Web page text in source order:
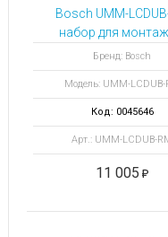
Запасные
Терминалы
оплаты
Зарядные устройства
Архивные товары
Bosch UMM-
набор для
19" стойку
Бренд: Bosch
Модель: UMM-LCDUB-
Код: 0045646
Арт.: UMM-LCDUB-
11 005